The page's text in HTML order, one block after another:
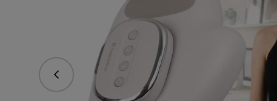
vorhergehend